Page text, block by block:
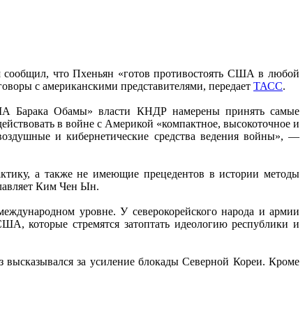
сообщил, что Пхеньян «готов противостоять США в любой
с американскими представителями, передает ТАСС.
Барака Обамы» власти КНДР намерены принять самые
в войне с Америкой «компактное, высокоточное и
и кибернетические средства ведения войны», —
а также не имеющие прецедентов в истории методы
Ким Чен Ын.
уровне. У северокорейского народа и армии
которые стремятся затоптать идеологию республики и
за усиление блокады Северной Кореи. Кроме